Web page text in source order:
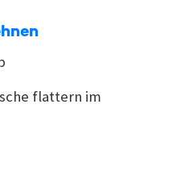
flattern im